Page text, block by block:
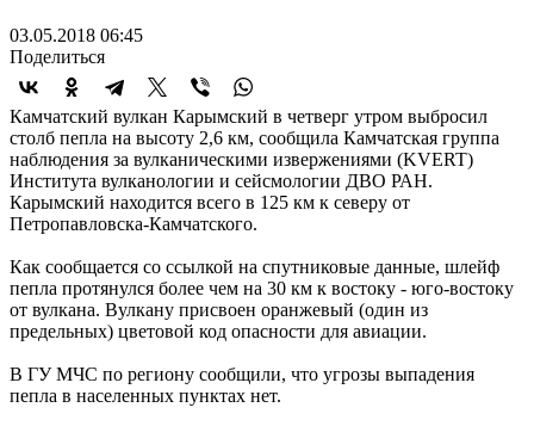
03.05.2018 06:45
Поделиться
Камчатский вулкан Карымский в четверг утром выбросил
столб пепла на высоту 2,6 км, сообщила Камчатская группа
наблюдения за вулканическими извержениями (KVERT)
Института вулканологии и сейсмологии ДВО РАН.
Карымский находится всего в 125 км к северу от
Петропавловска-Камчатского.
Как сообщается со ссылкой на спутниковые данные, шлейф
пепла протянулся более чем на 30 км к востоку - юго-востоку
от вулкана. Вулкану присвоен оранжевый (один из
предельных) цветовой код опасности для авиации.
В ГУ МЧС по региону сообщили, что угрозы выпадения
пепла в населенных пунктах нет.